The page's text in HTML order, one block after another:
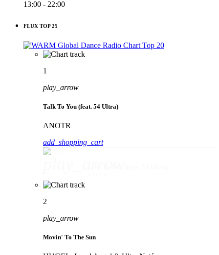
13:00 - 22:00
FLUX TOP 25
1
play_arrow
Talk To You (feat. 54 Ultra)
ANOTR
add_shopping_cart
2
play_arrow
Movin' To The Sun